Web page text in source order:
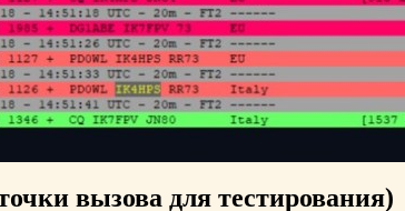
вызова для тестирования)